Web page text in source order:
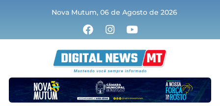
Nova Mutum, 06 de Agosto de 2026